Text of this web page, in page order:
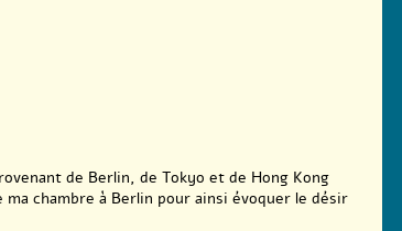
de Berlin, de Tokyo et de Hong Kong
chambre à Berlin pour ainsi évoquer le désir